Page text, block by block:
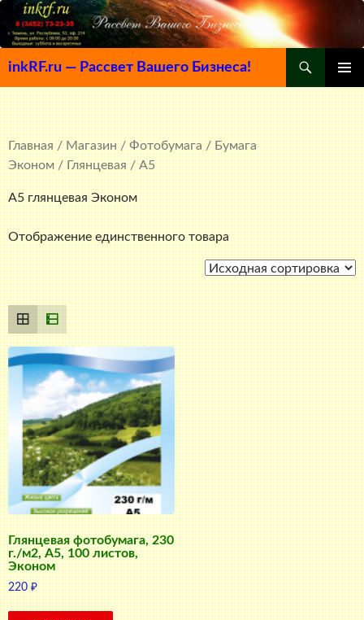
inkRF.ru — Рассвет Вашего Бизнеса!
МЕНЮ
К
СОДЕРЖИМОМУ
Главная/Магазин/Фотобумага/Бумага
Эконом/Глянцевая/ A5
A5 глянцевая Эконом
Отображение единственного товара
Глянцевая фотобумага, 230
г./м2, A5, 100 листов,
Эконом
220₽